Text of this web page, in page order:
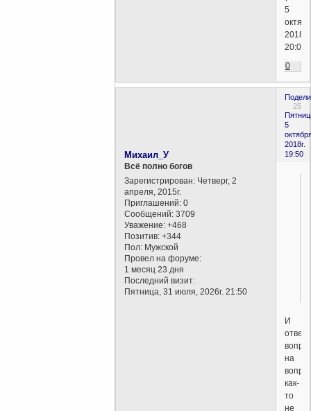
5
2018г.
20:04)
0
25
5
2018г.
19:50
Михаил_У
Всё полно богов
Зарегистрирован: Четверг, 2
апреля, 2015г.
Приглашений: 0
Сообщений: 3709
Уважение: +468
Позитив: +344
Пол: Мужской
Провел на форуме:
1 месяц 23 дня
Последний визит:
Пятница, 31 июля, 2026г. 21:50
И
на
как-
то
не